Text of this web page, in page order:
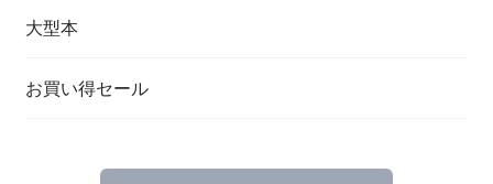
大型本
お買い得セール